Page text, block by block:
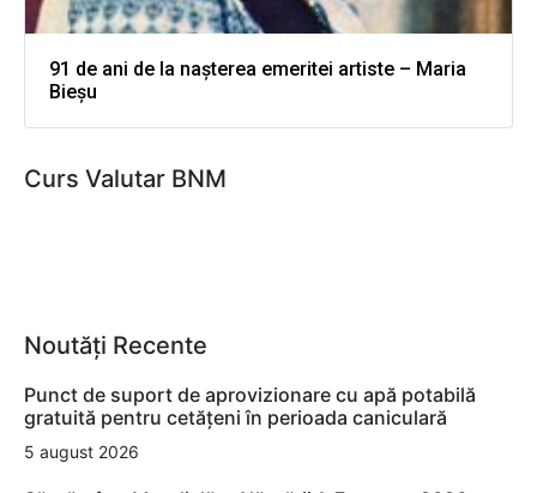
91 de ani de la nașterea emeritei artiste – Maria
Bieșu
Curs Valutar BNM
Noutăți Recente
Punct de suport de aprovizionare cu apă potabilă
gratuită pentru cetățeni în perioada caniculară
5 august 2026